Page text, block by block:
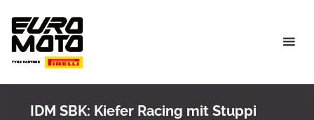
content
IDM SBK: Kiefer Racing mit Stuppi